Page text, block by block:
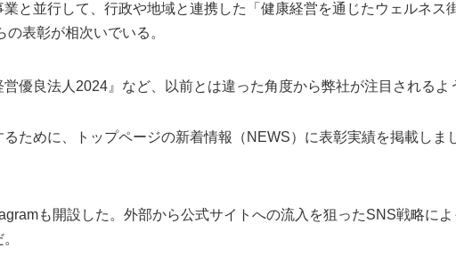
と並行して、行政や地域と連携した「健康経営を通じたウェルネス
表彰が相次いでいる。
優良法人2024』など、以前とは違った角度から弊社が注目されるよ
ために、トップページの新着情報（NEWS）に表彰実績を掲載しま
も開設した。外部から公式サイトへの流入を狙ったSNS戦略によ